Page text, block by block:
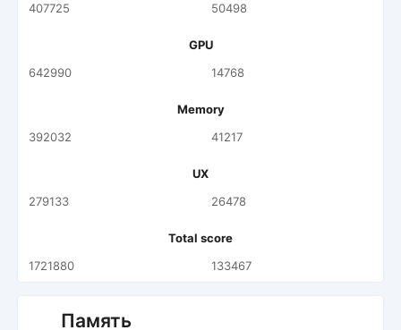
407725
50498
GPU
642990
14768
Memory
392032
41217
UX
279133
26478
Total score
1721880
133467
Память